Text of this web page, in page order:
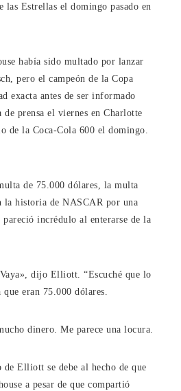
las Estrellas el domingo pasado en
había sido multado por lanzar
pero el campeón de la Copa
exacta antes de ser informado
de prensa el viernes en Charlotte
de la Coca-Cola 600 el domingo.
de 75.000 dólares, la multa
la historia de NASCAR por una
incrédulo al enterarse de la
dijo Elliott. “Escuché que lo
eran 75.000 dólares.
dinero. Me parece una locura.
de Elliott se debe al hecho de que
a pesar de que compartió